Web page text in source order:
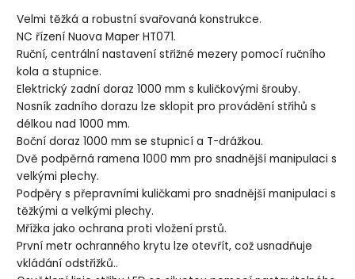
Velmi těžká a robustní svařovaná konstrukce.
NC řízení Nuova Maper HT071.
Ruční, centrální nastavení střižné mezery pomocí ručního
kola a stupnice.
Elektrický zadní doraz 1000 mm s kuličkovými šrouby.
Nosník zadního dorazu lze sklopit pro provádění střihů s
délkou nad 1000 mm.
Boční doraz 1000 mm se stupnicí a T-drážkou.
Dvě podpěrná ramena 1000 mm pro snadnější manipulaci s
velkými plechy.
Podpěry s přepravními kuličkami pro snadnější manipulaci s
těžkými a velkými plechy.
Mřížka jako ochrana proti vložení prstů.
První metr ochranného krytu lze otevřít, což usnadňuje
vkládání odstřižků..